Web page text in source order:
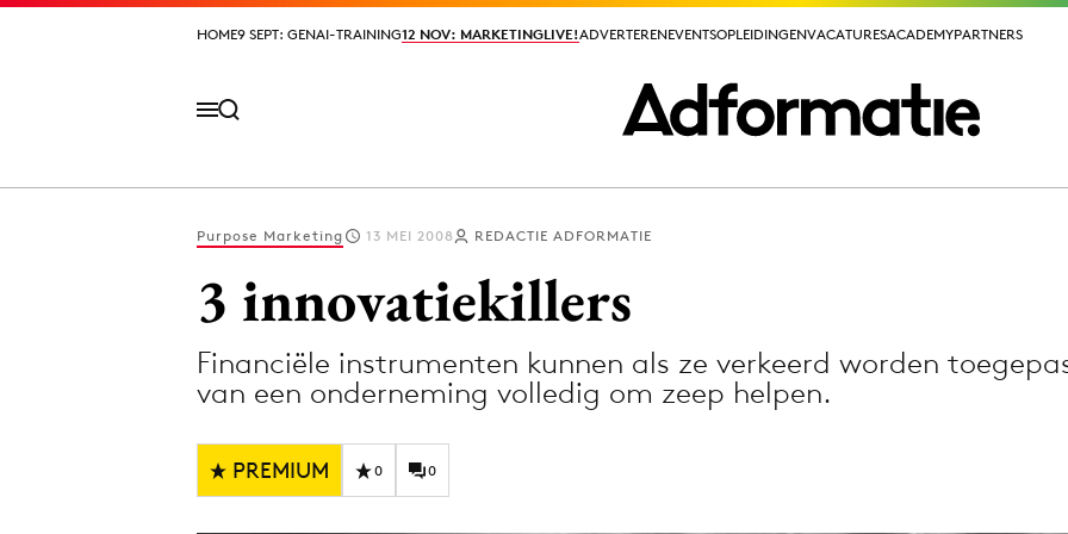
HOME9 SEPT: GENAI-TRAINING12 NOV: MARKETINGLIVE!ADVERTERENEVENTSOPLEIDINGENVACATURESACADEMYPARTNERS
HOME9 SEPT: GENAI-TRAINING12 NOV: MARKETINGLIVE!ADVERTERENEVENTSOPLEIDINGENVACATURESACADEMYPARTNERS
Digital transformation
Diversiteit
Purpose Marketing 13 MEI 2008 REDACTIE ADFORMATIE
3 innovatiekillers
Financiële instrumenten kunnen als ze verkeerd worden
van een onderneming volledig om zeep helpen.
PREMIUM 0 0